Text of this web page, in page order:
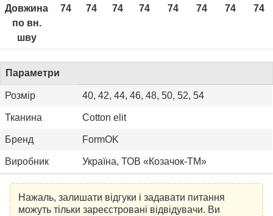
Довжина
по вн.
шву
74 74 74 74 74 74 74 74
Параметри
Розмір 40, 42, 44, 46, 48, 50, 52, 54
Тканина Cotton elit
Бренд FormOK
Виробник Україна, ТОВ «Козачок-ТМ»
Нажаль, залишати відгуки і задавати питання
можуть тільки зареєстровані відвідувачи. Ви